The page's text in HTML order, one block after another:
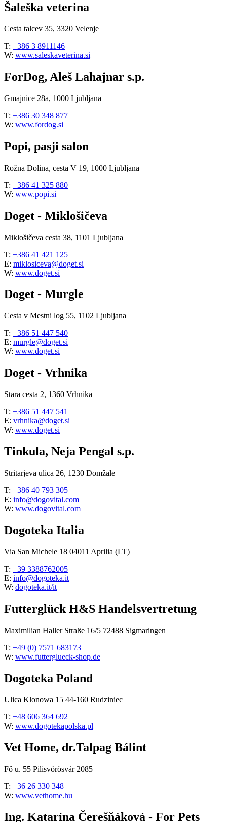
Šaleška veterina
Cesta talcev 35, 3320 Velenje
T: +386 3 8911146
W: www.saleskaveterina.si
ForDog, Aleš Lahajnar s.p.
Gmajnice 28a, 1000 Ljubljana
T: +386 30 348 877
W: www.fordog.si
Popi, pasji salon
Rožna Dolina, cesta V 19, 1000 Ljubljana
T: +386 41 325 880
W: www.popi.si
Doget - Miklošičeva
Miklošičeva cesta 38, 1101 Ljubljana
T: +386 41 421 125
E: miklosiceva@doget.si
W: www.doget.si
Doget - Murgle
Cesta v Mestni log 55, 1102 Ljubljana
T: +386 51 447 540
E: murgle@doget.si
W: www.doget.si
Doget - Vrhnika
Stara cesta 2, 1360 Vrhnika
T: +386 51 447 541
E: vrhnika@doget.si
W: www.doget.si
Tinkula, Neja Pengal s.p.
Stritarjeva ulica 26, 1230 Domžale
T: +386 40 793 305
E: info@dogovital.com
W: www.dogovital.com
Dogoteka Italia
Via San Michele 18 04011 Aprilia (LT)
T: +39 3388762005
E: info@dogoteka.it
W: dogoteka.it/it
Futterglück H&S Handelsvertretung
Maximilian Haller Straße 16/5 72488 Sigmaringen
T: +49 (0) 7571 683173
W: www.futterglueck-shop.de
Dogoteka Poland
Ulica Klonowa 15 44-160 Rudziniec
T: +48 606 364 692
W: www.dogotekapolska.pl
Vet Home, dr.Talpag Bálint
Fő u. 55 Pilisvörösvár 2085
T: +36 26 330 348
W: www.vethome.hu
Ing. Katarína Čerešňáková - For Pets